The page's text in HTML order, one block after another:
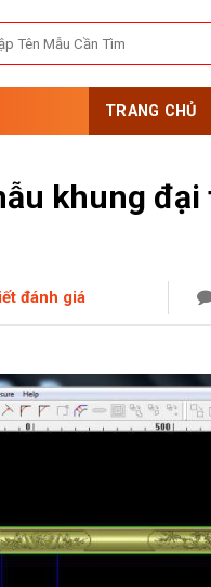
TRANG CHỦ
khung
đánh giá